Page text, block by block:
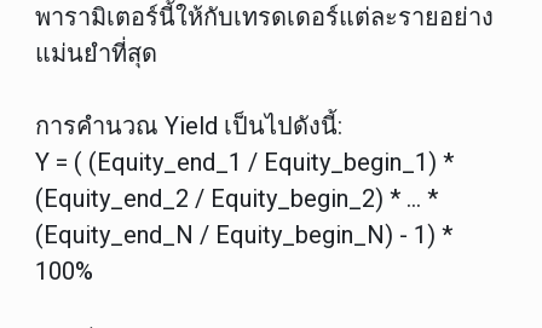
พารามิเตอร์นี้ให้กับเทรดเดอร์แต่ละรายอย่าง
แม่นยำที่สุด
การคำนวณ Yield เป็นไปดังนี้:
Y = ( (Equity_end_1 / Equity_begin_1) *
(Equity_end_2 / Equity_begin_2) * ... *
(Equity_end_N / Equity_begin_N) - 1) *
100%